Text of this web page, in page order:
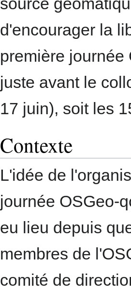
d'encourager la
première journée
juste avant le
17 juin), soit les
Contexte
L'idée de
journée OSGeo-
eu lieu depuis
membres de
comité de